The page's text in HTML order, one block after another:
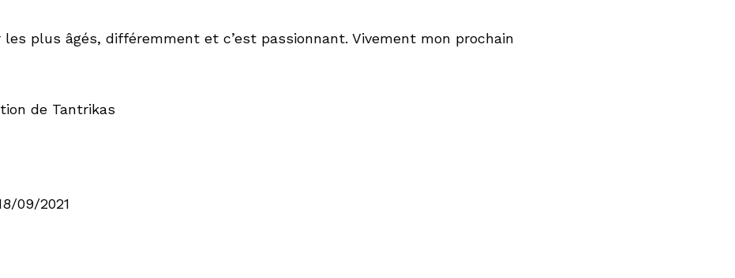
plus âgés, différemment et c’est passionnant. Vivement mon prochain
de Tantrikas
09/2021